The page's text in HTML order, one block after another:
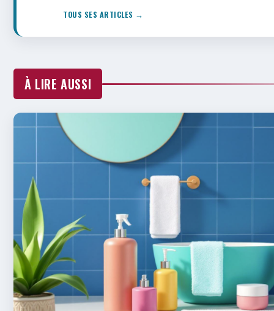
TOUS SES ARTICLES →
À LIRE AUSSI